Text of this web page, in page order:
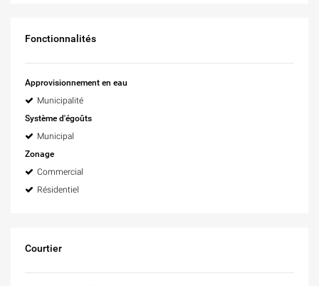
Fonctionnalités
Approvisionnement en eau
Municipalité
Système d'égoûts
Municipal
Zonage
Commercial
Résidentiel
Courtier